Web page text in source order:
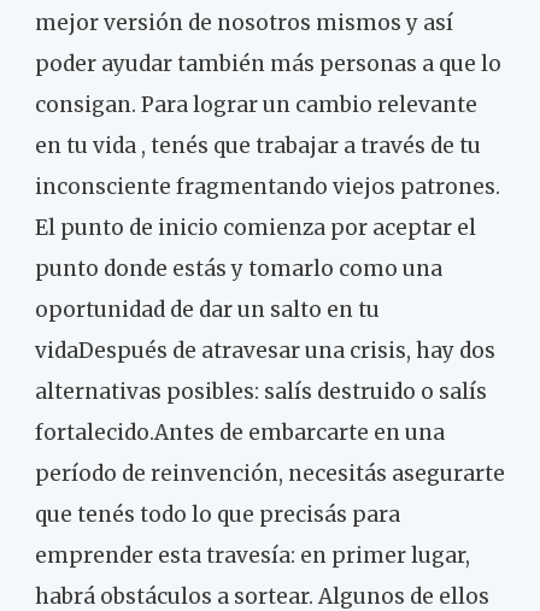
mejor versión de nosotros mismos y así
poder ayudar también más personas a que lo
consigan. Para lograr un cambio relevante
en tu vida , tenés que trabajar a través de tu
inconsciente fragmentando viejos patrones.
El punto de inicio comienza por aceptar el
punto donde estás y tomarlo como una
oportunidad de dar un salto en tu
vidaDespués de atravesar una crisis, hay dos
alternativas posibles: salís destruido o salís
fortalecido.Antes de embarcarte en una
período de reinvención, necesitás asegurarte
que tenés todo lo que precisás para
emprender esta travesía: en primer lugar,
habrá obstáculos a sortear. Algunos de ellos